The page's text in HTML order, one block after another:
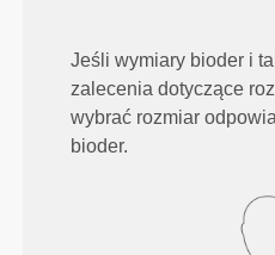
Jeśli wymiary bioder i
zalecenia dotyczące
wybrać rozmiar
bioder.